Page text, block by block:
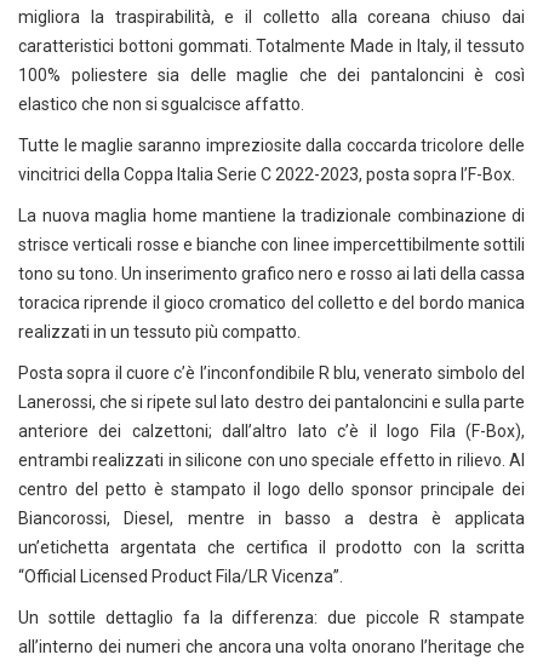
migliora la traspirabilità, e il colletto alla coreana chiuso dai
caratteristici bottoni gommati. Totalmente Made in Italy, il tessuto
100% poliestere sia delle maglie che dei pantaloncini è così
elastico che non si sgualcisce affatto.
Tutte le maglie saranno impreziosite dalla coccarda tricolore delle
vincitrici della Coppa Italia Serie C 2022-2023, posta sopra l’F-Box.
La nuova maglia home mantiene la tradizionale combinazione di
strisce verticali rosse e bianche con linee impercettibilmente sottili
tono su tono. Un inserimento grafico nero e rosso ai lati della cassa
toracica riprende il gioco cromatico del colletto e del bordo manica
realizzati in un tessuto più compatto.
Posta sopra il cuore c’è l’inconfondibile R blu, venerato simbolo del
Lanerossi, che si ripete sul lato destro dei pantaloncini e sulla parte
anteriore dei calzettoni; dall’altro lato c’è il logo Fila (F-Box),
entrambi realizzati in silicone con uno speciale effetto in rilievo. Al
centro del petto è stampato il logo dello sponsor principale dei
Biancorossi, Diesel, mentre in basso a destra è applicata
un’etichetta argentata che certifica il prodotto con la scritta
“Official Licensed Product Fila/LR Vicenza”.
Un sottile dettaglio fa la differenza: due piccole R stampate
all’interno dei numeri che ancora una volta onorano l’heritage che